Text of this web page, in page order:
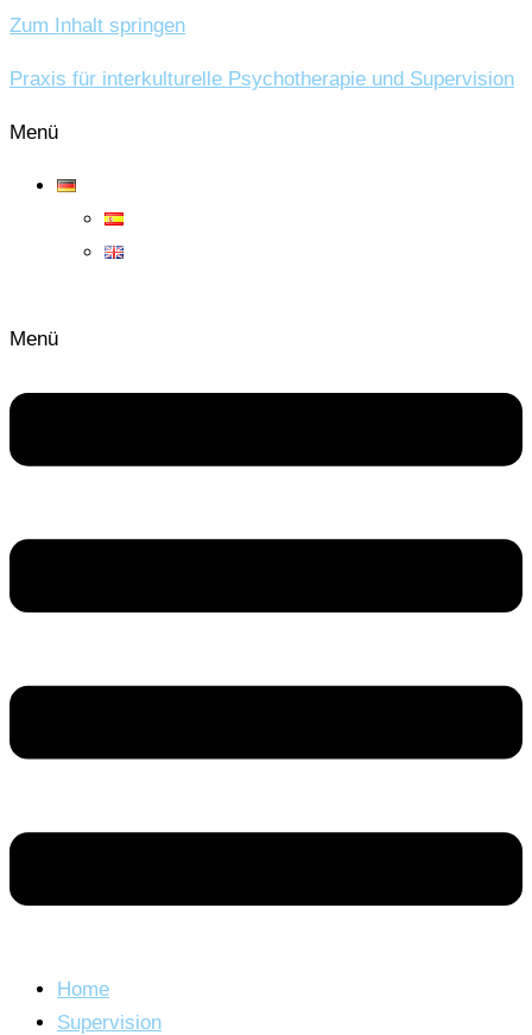
Zum Inhalt springen
Praxis für interkulturelle Psychotherapie und Supervision
Menü
Menü
Home
Supervision